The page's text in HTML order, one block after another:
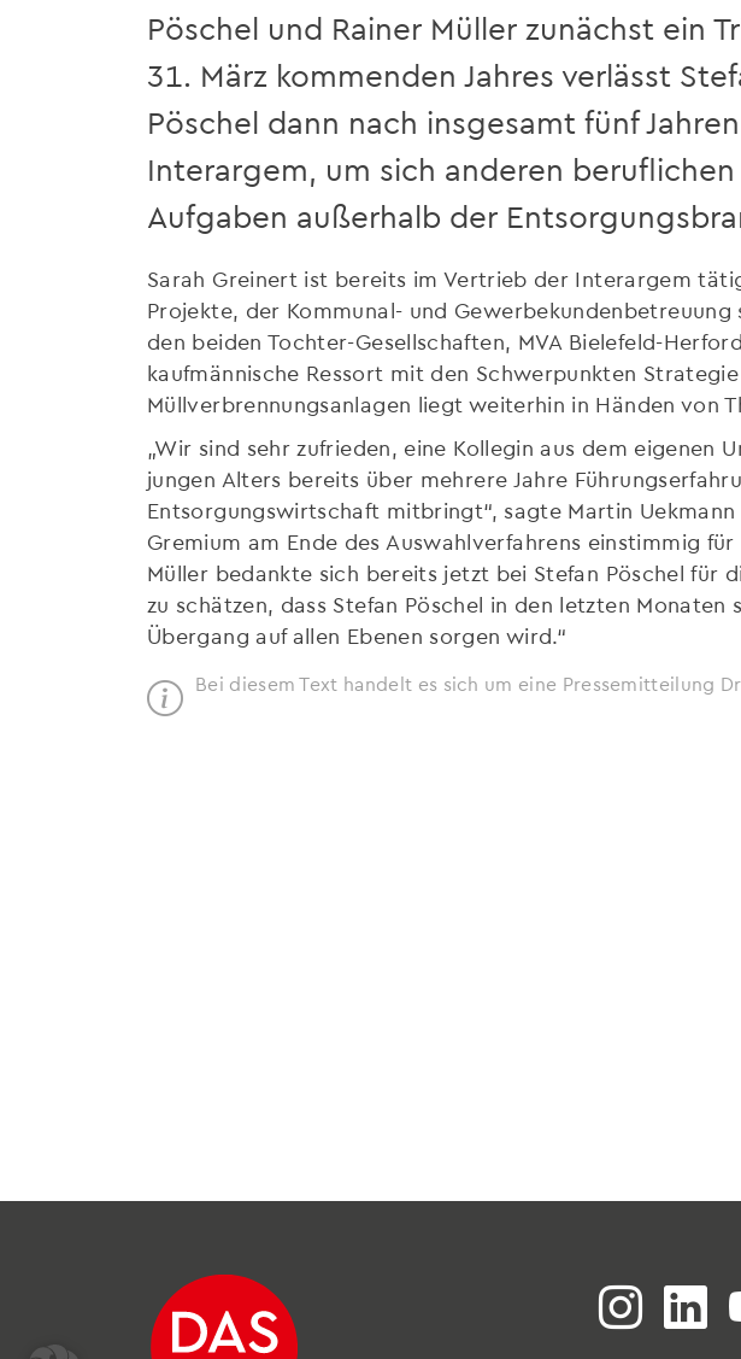
Pöschel und Rainer Müller zunächst ein
31. März kommenden Jahres verlässt
Pöschel dann nach insgesamt fünf
Interargem, um sich anderen beruflichen
Aufgaben außerhalb der
Sarah Greinert ist bereits im Vertrieb der Interargem
Projekte, der Kommunal- und
den beiden Tochter-Gesellschaften, MVA Bielefeld-
kaufmännische Ressort mit den Schwerpunkten
Müllverbrennungsanlagen liegt weiterhin in Händen von
„Wir sind sehr zufrieden, eine Kollegin aus dem
jungen Alters bereits über mehrere Jahre
Entsorgungswirtschaft mitbringt“, sagte Martin
Gremium am Ende des Auswahlverfahrens einstimmig
Müller bedankte sich bereits jetzt bei Stefan Pöschel für
zu schätzen, dass Stefan Pöschel in den letzten
Übergang auf allen Ebenen sorgen wird.“
Bei diesem Text handelt es sich um eine Pressemitteilung